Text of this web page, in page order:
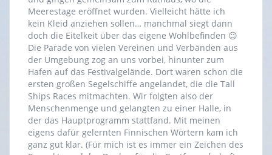
Meerestage eröffnet wurden. Vielleicht hätte ich
kein Kleid anziehen sollen… manchmal siegt dann
doch die Eitelkeit über das eigene Wohlbefinden 😉
Die Parade von vielen Vereinen und Verbänden aus
der Umgebung zog an uns vorbei, hinunter zum
Hafen auf das Festivalgelände. Dort waren schon die
ersten großen Segelschiffe angelandet, die die Tall
Ships Races mitmachten. Wir folgten also der
Menschenmenge und gelangten zu einer Halle, in
der das Hauptprogramm stattfand. Mit meinen
eigens dafür gelernten Finnischen Wörtern kam ich
ganz gut klar. (Für mich ist es immer ein Zeichen des